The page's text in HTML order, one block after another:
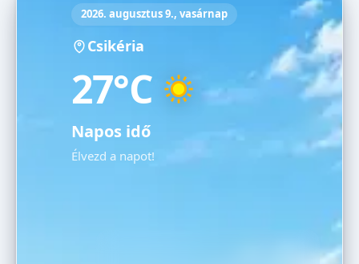
2026. augusztus 9., vasárnap
Csikéria
27°C
Napos idő
Élvezd a napot!